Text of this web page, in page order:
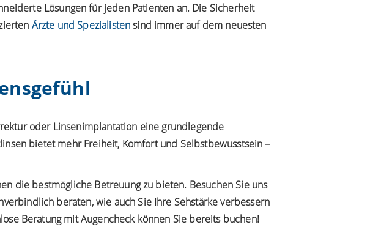
Lösungen für jeden Patienten an. Die Sicherheit
Ärzte und Spezialistensind immer auf dem neuesten
oder Linsenimplantation eine grundlegende
bietet mehr Freiheit, Komfort und Selbstbewusstsein –
die bestmögliche Betreuung zu bieten. Besuchen Sie uns
beraten, wie auch Sie Ihre Sehstärke verbessern
Beratung mit Augencheck können Sie bereits buchen!